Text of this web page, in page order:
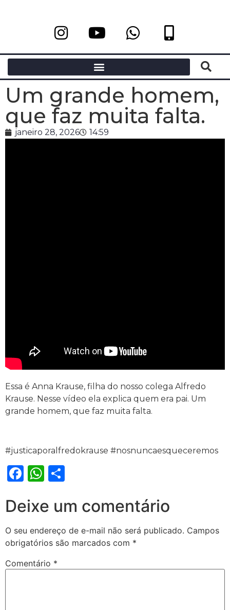
Um grande homem,
que faz muita falta.
janeiro 28, 2026 14:59
Essa é Anna Krause, filha do nosso colega Alfredo
Krause. Nesse vídeo ela explica quem era pai. Um
grande homem, que faz muita falta.
#justicaporalfredokrause #nosnuncaesqueceremos
Facebook
WhatsApp
Deixe um comentário
O seu endereço de e-mail não será publicado. Campos
obrigatórios são marcados com *
Comentário *